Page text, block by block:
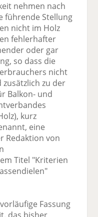
nehmen nach
führende Stellung
nicht im Holz
fehlerhafter
oder gar
so dass die
nicht
zu der
Balkon- und
kurz
eine
Redaktion von
Titel "Kriterien
Fassung